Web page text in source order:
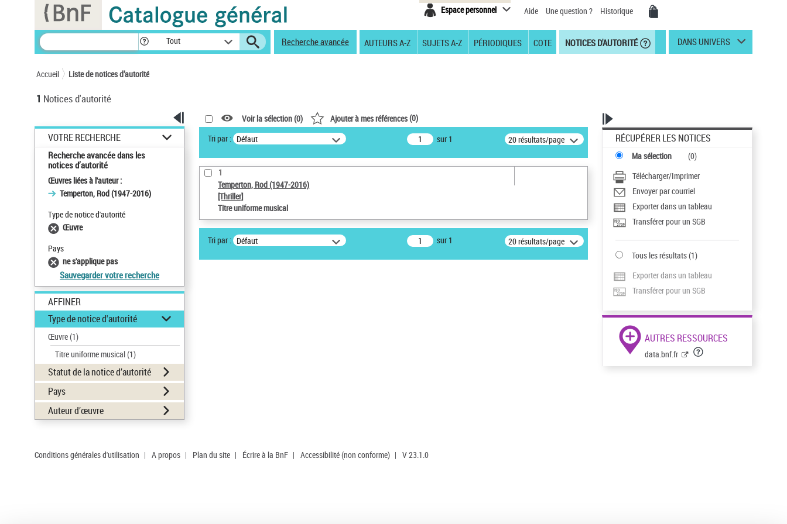
Espace personnel Aide Une question ? Historique
Tout Recherche avancée AUTEURS A-Z SUJETS A-Z PÉRIODIQUES COTE NOTICES D'AUTORITÉ DANS UNIVERS
Accueil Liste de notices d’autorité
1 Notices d'autorité
VOTRE RECHERCHE
Recherche avancée dans les
notices d’autorité
Œuvres liées à l'auteur :
Temperton, Rod (1947-2016)
Type de notice d'autorité
Œuvre
Pays
ne s'applique pas
Sauvegarder votre recherche
AFFINER
Type de notice d'autorité
Œuvre(1)
Titre uniforme musical(1)
Statut de la notice d’autorité
Pays
Auteur d’œuvre
Voir la sélection (0) Ajouter à mes références(0)
Tri par : Défaut sur 1 20 résultats/page
1
Temperton, Rod (1947-2016)
[Thriller]
Titre uniforme musical
Tri par : Défaut sur 1 20 résultats/page
RÉCUPÉRER LES NOTICES
Ma sélection (0)
Télécharger/Imprimer
Envoyer par courriel
Exporter dans un tableau
Transférer pour un SGB
Tous les résultats(1)
Exporter dans un tableau
Transférer pour un SGB
AUTRES RESSOURCES
data.bnf.fr
Conditions générales d'utilisation | A propos | Plan du site | Écrire à la BnF | Accessibilité (non conforme) | V 23.1.0
Panneau de gestion des cookies